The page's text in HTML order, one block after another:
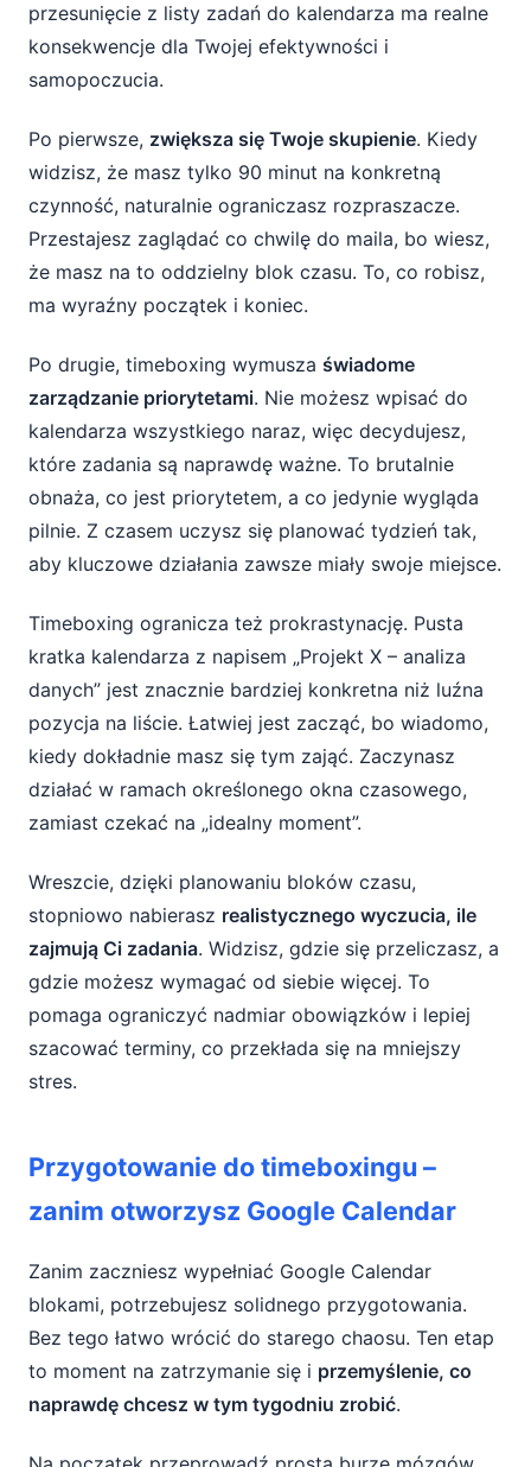
przesunięcie z listy zadań do kalendarza ma realne
konsekwencje dla Twojej efektywności i
samopoczucia.
Po pierwsze, zwiększa się Twoje skupienie. Kiedy
widzisz, że masz tylko 90 minut na konkretną
czynność, naturalnie ograniczasz rozpraszacze.
Przestajesz zaglądać co chwilę do maila, bo wiesz,
że masz na to oddzielny blok czasu. To, co robisz,
ma wyraźny początek i koniec.
Po drugie, timeboxing wymusza świadome
zarządzanie priorytetami. Nie możesz wpisać do
kalendarza wszystkiego naraz, więc decydujesz,
które zadania są naprawdę ważne. To brutalnie
obnaża, co jest priorytetem, a co jedynie wygląda
pilnie. Z czasem uczysz się planować tydzień tak,
aby kluczowe działania zawsze miały swoje miejsce.
Timeboxing ogranicza też prokrastynację. Pusta
kratka kalendarza z napisem „Projekt X – analiza
danych” jest znacznie bardziej konkretna niż luźna
pozycja na liście. Łatwiej jest zacząć, bo wiadomo,
kiedy dokładnie masz się tym zająć. Zaczynasz
działać w ramach określonego okna czasowego,
zamiast czekać na „idealny moment”.
Wreszcie, dzięki planowaniu bloków czasu,
stopniowo nabierasz realistycznego wyczucia, ile
zajmują Ci zadania. Widzisz, gdzie się przeliczasz, a
gdzie możesz wymagać od siebie więcej. To
pomaga ograniczyć nadmiar obowiązków i lepiej
szacować terminy, co przekłada się na mniejszy
stres.
Przygotowanie do timeboxingu –
zanim otworzysz Google Calendar
Zanim zaczniesz wypełniać Google Calendar
blokami, potrzebujesz solidnego przygotowania.
Bez tego łatwo wrócić do starego chaosu. Ten etap
to moment na zatrzymanie się i przemyślenie, co
naprawdę chcesz w tym tygodniu zrobić.